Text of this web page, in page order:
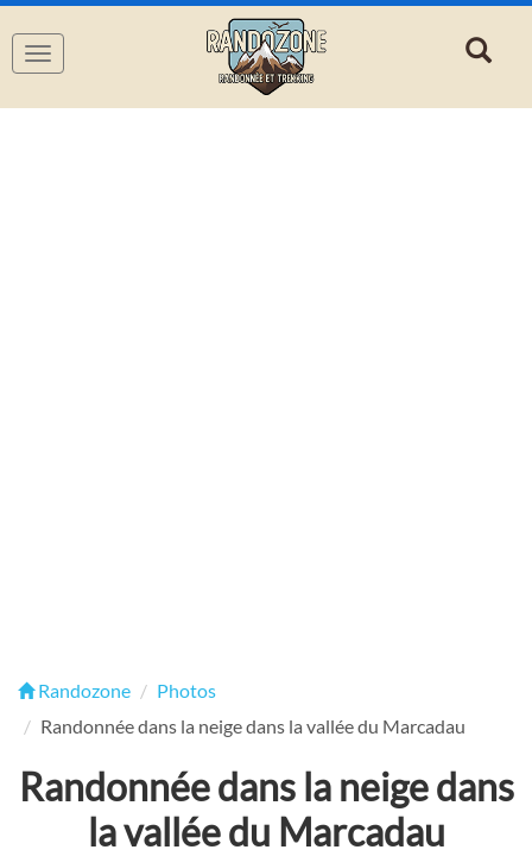
Navigation
Randozone
Photos
Randonnée dans la neige dans la vallée du Marcadau
Randonnée dans la neige dans
la vallée du Marcadau